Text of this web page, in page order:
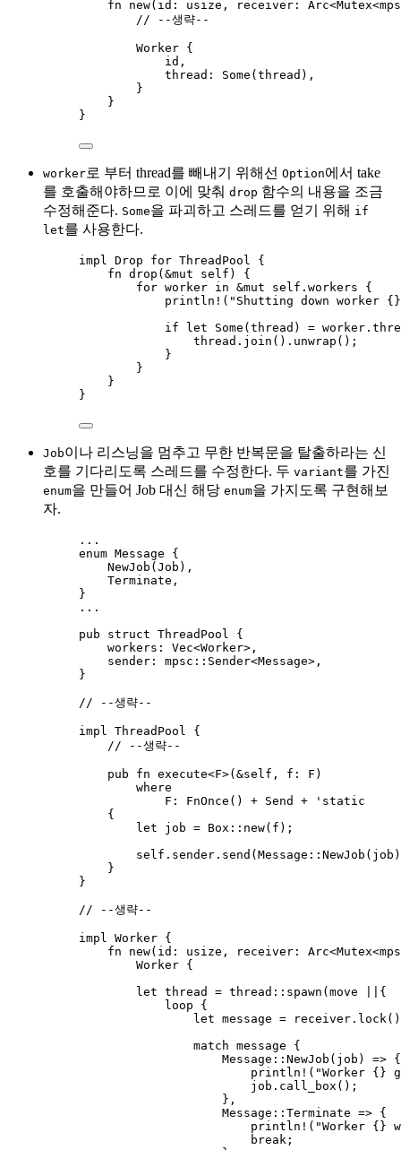
fn
new( id : usize, receiver : Arc<Mutex<
// --생략--
Worker {
id ,
thread : Some( thread ),
}
}
}
worker로 부터 thread를 빼내기 위해선 Option에서 take
를 호출해야하므로 이에 맞춰 drop 함수의 내용을 조금
수정해준다. Some을 파괴하고 스레드를 얻기 위해 if
let를 사용한다.
impl Drop for ThreadPool {
fn drop ( &mut self ) {
for worker in &mut self. workers {
println! ( " Shutting down worker {}
if
let Some( thread ) = worker .
thread . join () . unwrap ();
}
}
}
}
Job이나 리스닝을 멈추고 무한 반복문을 탈출하라는 신
호를 기다리도록 스레드를 수정한다. 두 variant를 가진
enum을 만들어 Job 대신 해당 enum을 가지도록 구현해보
자.
...
enum Message {
NewJob (Job),
Terminate,
}
...
pub
struct ThreadPool {
workers :
Vec<Worker>,
sender : mpsc :: Sender<Message>,
}
// --생략--
impl
ThreadPool {
// --생략--
pub fn execute<F>( &self , f :
F)
where
F : FnOnce () + Send + 'static
{
let
job = Box :: new( f );
self. sender . send (Message :: NewJob ( job
}
}
// --생략--
impl
Worker {
fn
new( id : usize, receiver : Arc<Mutex<
Worker {
let thread = thread :: spawn ( move
{
loop {
let message = receiver . lock ()
match message {
Message :: NewJob ( job ) => {
println! ( "Worker {}
job . call_box ();
},
Message :: Terminate => {
println! ( "Worker {}
break ;